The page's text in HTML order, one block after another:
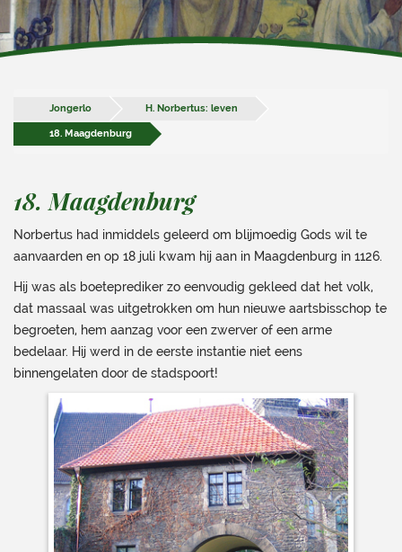
Jongerlo H. Norbertus: leven
18. Maagdenburg
18. Maagdenburg
Norbertus had inmiddels geleerd om blijmoedig Gods wil te
aanvaarden en op 18 juli kwam hij aan in Maagdenburg in 1126.
Hij was als boeteprediker zo eenvoudig gekleed dat het volk,
dat massaal was uitgetrokken om hun nieuwe aartsbisschop te
begroeten, hem aanzag voor een zwerver of een arme
bedelaar. Hij werd in de eerste instantie niet eens
binnengelaten door de stadspoort!